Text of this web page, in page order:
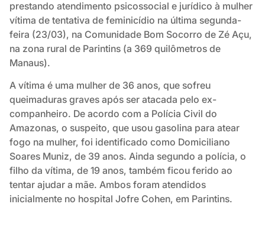
prestando atendimento psicossocial e jurídico à mulher
vítima de tentativa de feminicídio na última segunda-
feira (23/03), na Comunidade Bom Socorro de Zé Açu,
na zona rural de Parintins (a 369 quilômetros de
Manaus).
A vítima é uma mulher de 36 anos, que sofreu
queimaduras graves após ser atacada pelo ex-
companheiro. De acordo com a Polícia Civil do
Amazonas, o suspeito, que usou gasolina para atear
fogo na mulher, foi identificado como Domiciliano
Soares Muniz, de 39 anos. Ainda segundo a polícia, o
filho da vítima, de 19 anos, também ficou ferido ao
tentar ajudar a mãe. Ambos foram atendidos
inicialmente no hospital Jofre Cohen, em Parintins.